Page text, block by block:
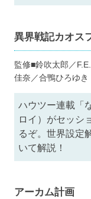
異界戦記カオス
監修■鈴吹太郎／
佳奈／合鴨ひろゆき
ハウツー連載「
ロイ）がセッシ
るぞ。世界設定
いて解説！
アーカム計画